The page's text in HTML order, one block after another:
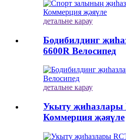
детальне карау
Бодибилдинг
6600R Велосипед
детальне карау
Укыту җиһазлары
Коммерция җәяүле